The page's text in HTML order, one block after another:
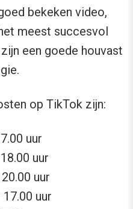
bekeken video,
meest succesvol
een goede houvast
op TikTok zijn:
uur
uur
uur
uur